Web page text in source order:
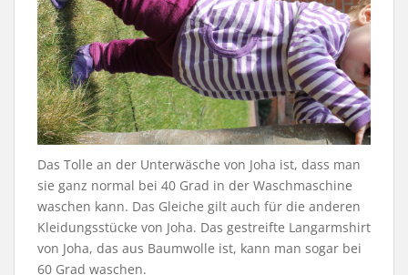
Das Tolle an der Unterwäsche von Joha ist, dass man
sie ganz normal bei 40 Grad in der Waschmaschine
waschen kann. Das Gleiche gilt auch für die anderen
Kleidungsstücke von Joha. Das gestreifte Langarmshirt
von Joha, das aus Baumwolle ist, kann man sogar bei
60 Grad waschen.